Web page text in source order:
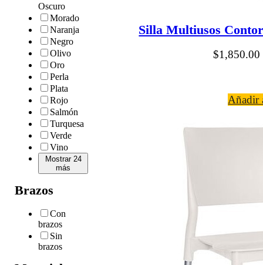
Oscuro
Morado
Naranja
Negro
Olivo
Oro
Perla
Plata
Rojo
Salmón
Turquesa
Verde
Vino
Mostrar 24
más
Brazos
Con
brazos
Sin
brazos
Silla Multiusos
$1,850.00
Añadir